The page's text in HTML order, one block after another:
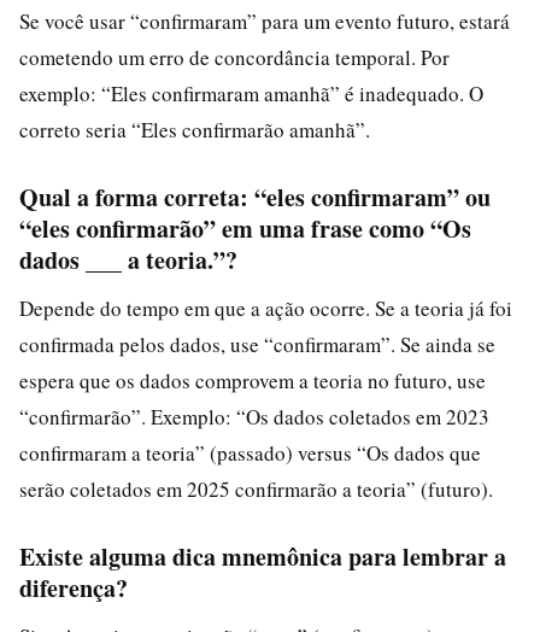
Se você usar “confirmaram” para um evento futuro, estará
cometendo um erro de concordância temporal. Por
exemplo: “Eles confirmaram amanhã” é inadequado. O
correto seria “Eles confirmarão amanhã”.
Qual a forma correta: “eles confirmaram” ou
“eles confirmarão” em uma frase como “Os
dados ___ a teoria.”?
Depende do tempo em que a ação ocorre. Se a teoria já foi
confirmada pelos dados, use “confirmaram”. Se ainda se
espera que os dados comprovem a teoria no futuro, use
“confirmarão”. Exemplo: “Os dados coletados em 2023
confirmaram a teoria” (passado) versus “Os dados que
serão coletados em 2025 confirmarão a teoria” (futuro).
Existe alguma dica mnemônica para lembrar a
diferença?